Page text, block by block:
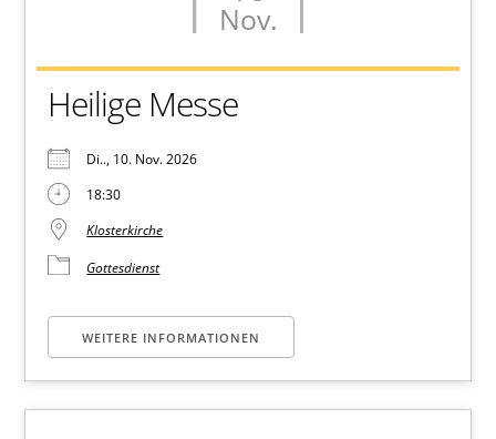
Nov.
Heilige Messe
Di.., 10. Nov. 2026
18:30
Klosterkirche
Gottesdienst
WEITERE INFORMATIONEN